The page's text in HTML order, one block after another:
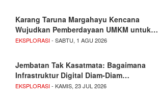
Karang Taruna Margahayu Kencana
Wujudkan Pemberdayaan UMKM untuk…
EKSPLORASI- SABTU, 1 AGU 2026
Jembatan Tak Kasatmata: Bagaimana
Infrastruktur Digital Diam-Diam…
EKSPLORASI- KAMIS, 23 JUL 2026